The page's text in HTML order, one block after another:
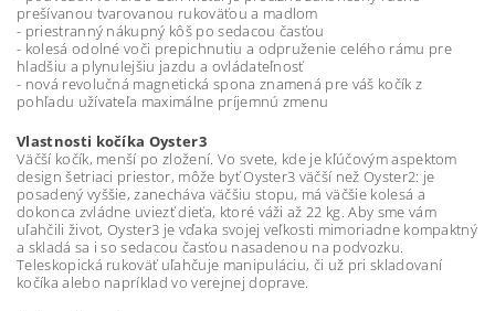
prešívanou tvarovanou rukoväťou a madlom
- priestranný nákupný kôš po sedacou časťou
- kolesá odolné voči prepichnutiu a odpruženie celého rámu pre
hladšiu a plynulejšiu jazdu a ovládateľnosť
- nová revolučná magnetická spona znamená pre váš kočík z
pohľadu užívateľa maximálne príjemnú zmenu
Vlastnosti kočíka Oyster3
Väčší kočík, menší po zložení. Vo svete, kde je kľúčovým aspektom
design šetriaci priestor, môže byť Oyster3 väčší než Oyster2: je
posadený vyššie, zanecháva väčšiu stopu, má väčšie kolesá a
dokonca zvládne uviezť dieťa, ktoré váži až 22 kg. Aby sme vám
uľahčili život, Oyster3 je vďaka svojej veľkosti mimoriadne kompaktný
a skladá sa i so sedacou časťou nasadenou na podvozku.
Teleskopická rukoväť uľahčuje manipuláciu, či už pri skladovaní
kočíka alebo napríklad vo verejnej doprave.